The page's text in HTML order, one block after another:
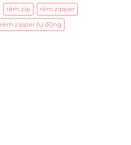
rèm zip rèm zipper
rèm zipper tự động